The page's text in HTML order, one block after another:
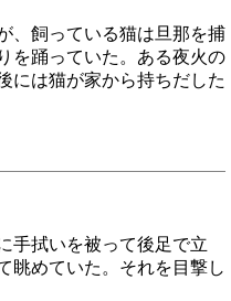
、飼っている猫は旦那を捕
を踊っていた。ある夜火の
には猫が家から持ちだした
手拭いを被って後足で立
眺めていた。それを目撃し